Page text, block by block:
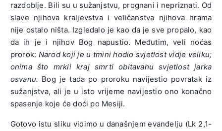
razdoblje. Bili su u sužanjstvu, prognani i nepriznati. Od
slave njihova kraljevstva i veličanstva njihova hrama
nije ostalo ništa. Izgledalo je kao da je sve propalo, kao
da ih je i njihov Bog napustio. Međutim, veli noćas
prorok: Narod koji je u tmini hodio svjetlost vidje veliku;
onima što mrkli kraj smrti obitavahu svjetlost jarka
osvanu. Bog je tada po proroku navijestio povratak iz
sužanjstva, ali je u isto vrijeme navijestio ono konačno
spasenje koje će doći po Mesiji.
Gotovo istu sliku vidimo u današnjem evanđelju (Lk 2,1-